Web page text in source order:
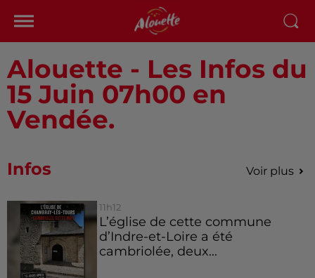
Alouette - Les Infos du
15 Juin 07h00 en
Vendée.
Infos Voir plus
11h12
L’église de cette commune
d’Indre-et-Loire a été
cambriolée, deux...